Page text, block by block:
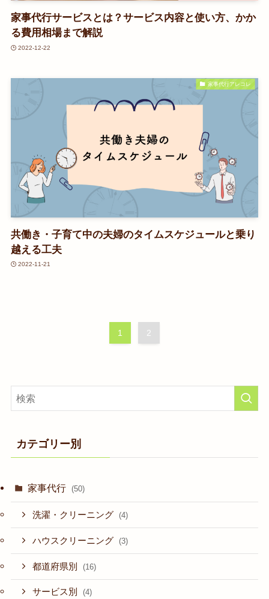
家事代行サービスとは？サービス内容と使い方、かか
る費用相場まで解説
2022-12-22
家事代行アレコレ
共働き・子育て中の夫婦のタイムスケジュールと乗り
越える工夫
2022-11-21
1 2
カテゴリー別
家事代行 (50)
洗濯・クリーニング (4)
ハウスクリーニング (3)
都道府県別 (16)
サービス別 (4)